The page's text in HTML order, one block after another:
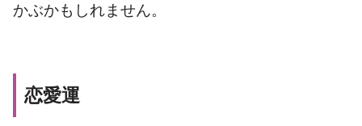
かぶかもしれません。
恋愛運